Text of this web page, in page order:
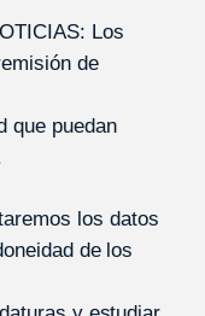
Los
de
que puedan
los datos
de los